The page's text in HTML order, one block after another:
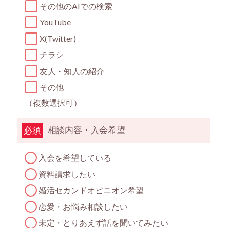
その他のAIでの検索
YouTube
X(Twitter)
チラシ
友人・知人の紹介
その他
（複数選択可）
相談内容・入会希望
必須
入会を希望している
資料請求したい
婚活セカンドオピニオン希望
恋愛・お悩み相談したい
未定・とりあえず話を聞いてみたい